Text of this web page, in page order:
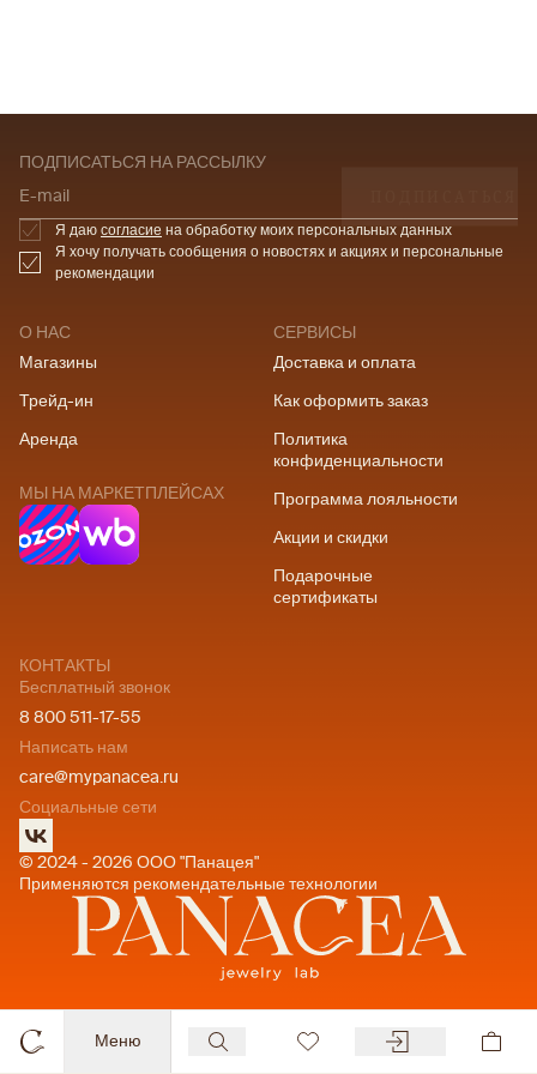
Меню
О НАС
Магазины
Трейд-ин
Аренда
МЫ НА МАРКЕТПЛЕЙСАХ
СЕРВИСЫ
Доставка и оплата
Как оформить заказ
Политика
конфиденциальности
Программа лояльности
Акции и скидки
Подарочные
сертификаты
КОНТАКТЫ
Бесплатный звонок
8 800 511-17-55
Написать нам
care@mypanacea.ru
Социальные сети
© 2024 - 2026 ООО "Панацея"
Применяются рекомендательные технологии
ПОДПИСАТЬСЯ НА РАССЫЛКУ
E-mail
Я даю согласие на обработку моих персональных данных
Я хочу получать сообщения о новостях и акциях и персональные
рекомендации